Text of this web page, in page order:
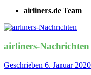
airliners.de Team
airliners-Nachrichten
Geschrieben 6. Januar 2020